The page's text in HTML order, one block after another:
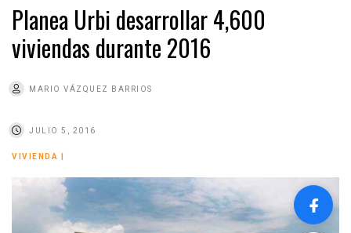
Planea Urbi desarrollar 4,600
viviendas durante 2016
MARIO VÁZQUEZ BARRIOS
JULIO 5, 2016
VIVIENDA